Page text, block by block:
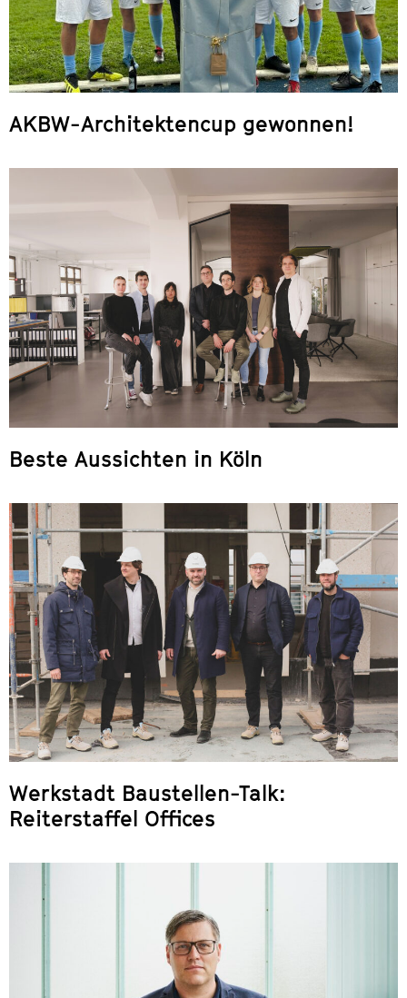
AKBW-Architektencup gewonnen!
Beste Aussichten in Köln
Werkstadt Baustellen-Talk:
Reiterstaffel Offices